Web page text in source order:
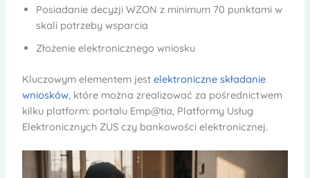
Posiadanie decyzji WZON z minimum 70 punktami w
skali potrzeby wsparcia
Złożenie elektronicznego wniosku
Kluczowym elementem jest elektroniczne składanie
wniosków, które można zrealizować za pośrednictwem
kilku platform: portalu Emp@tia, Platformy Usług
Elektronicznych ZUS czy bankowości elektronicznej.